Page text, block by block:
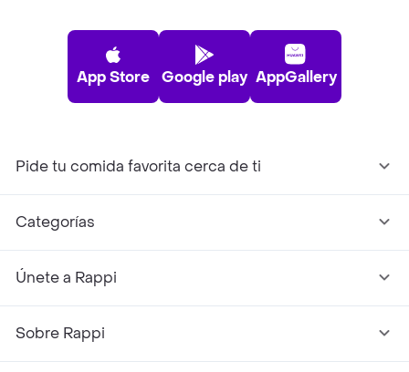
App Store Google play AppGallery
Pide tu comida favorita cerca de ti
Categorías
Únete a Rappi
Sobre Rappi